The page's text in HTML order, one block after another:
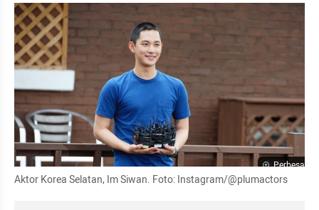
Perbesar
Aktor Korea Selatan, Im Siwan. Foto: Instagram/@plumactors